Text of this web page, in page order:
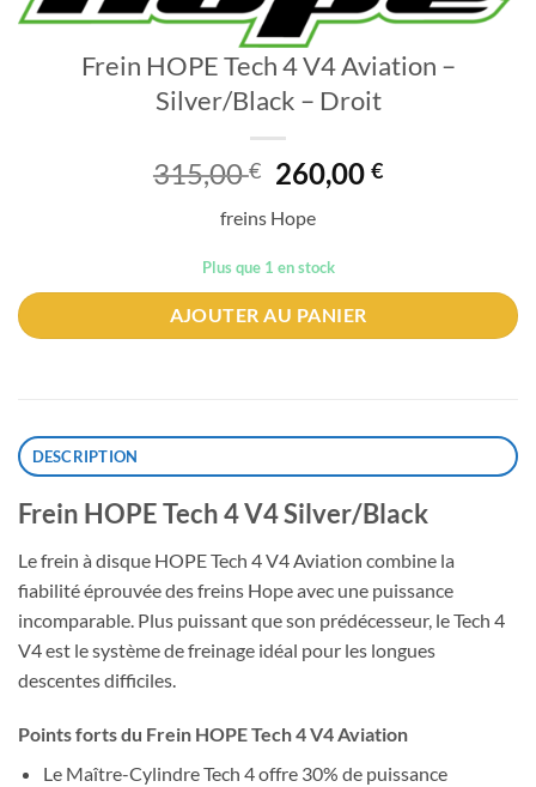
Frein HOPE Tech 4 V4 Aviation –
Silver/Black – Droit
315,00€ Le
prix
initial
était :
315,00 €.
260,00€Le
260,00 €.
freins Hope
Plus que 1 en stock
AJOUTER AU PANIER
DESCRIPTION
Frein HOPE Tech 4 V4 Silver/Black
Le frein à disque HOPE Tech 4 V4 Aviation combine la
fiabilité éprouvée des freins Hope avec une puissance
incomparable. Plus puissant que son prédécesseur, le Tech 4
V4 est le système de freinage idéal pour les longues
descentes difficiles.
Points forts du Frein HOPE Tech 4 V4 Aviation
Le Maître-Cylindre Tech 4 offre 30% de puissance